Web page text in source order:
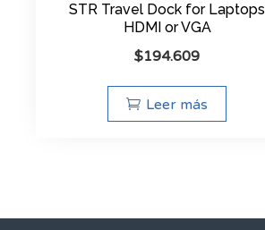
STR Travel Dock for Laptops
HDMI or VGA
$194.609
Leer más